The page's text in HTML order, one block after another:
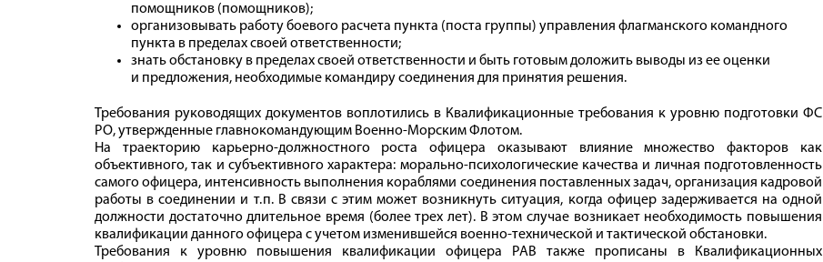
помощников (помощников);
организовывать работу боевого расчета пункта (поста группы) управления флагманского командного
пункта в пределах своей ответственности;
знать обстановку в пределах своей ответственности и быть готовым доложить выводы из ее оценки
и предложения, необходимые командиру соединения для принятия решения.
Требования руководящих документов воплотились в Квалификационные требования к уровню подготовки ФС
РО, утвержденные главнокомандующим Военно-Морским Флотом.
На траекторию карьерно-должностного роста офицера оказывают влияние множество факторов как
объективного, так и субъективного характера: морально-психологические качества и личная подготовленность
самого офицера, интенсивность выполнения кораблями соединения поставленных задач, организация кадровой
работы в соединении и т. п. В связи с этим может возникнуть ситуация, когда офицер задерживается на одной
должности достаточно длительное время (более трех лет). В этом случае возникает необходимость повышения
квалификации данного офицера с учетом изменившейся военно-технической и тактической обстановки.
Требования к уровню повышения квалификации офицера РАВ также прописаны в Квалификационных